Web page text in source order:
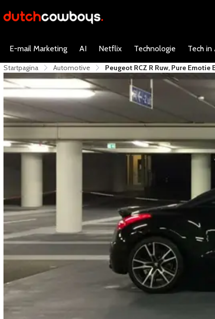
E-mail Marketing AI Netflix Technologie Tech in
Startpagina Automotive Peugeot RCZ R Ruw, Pure